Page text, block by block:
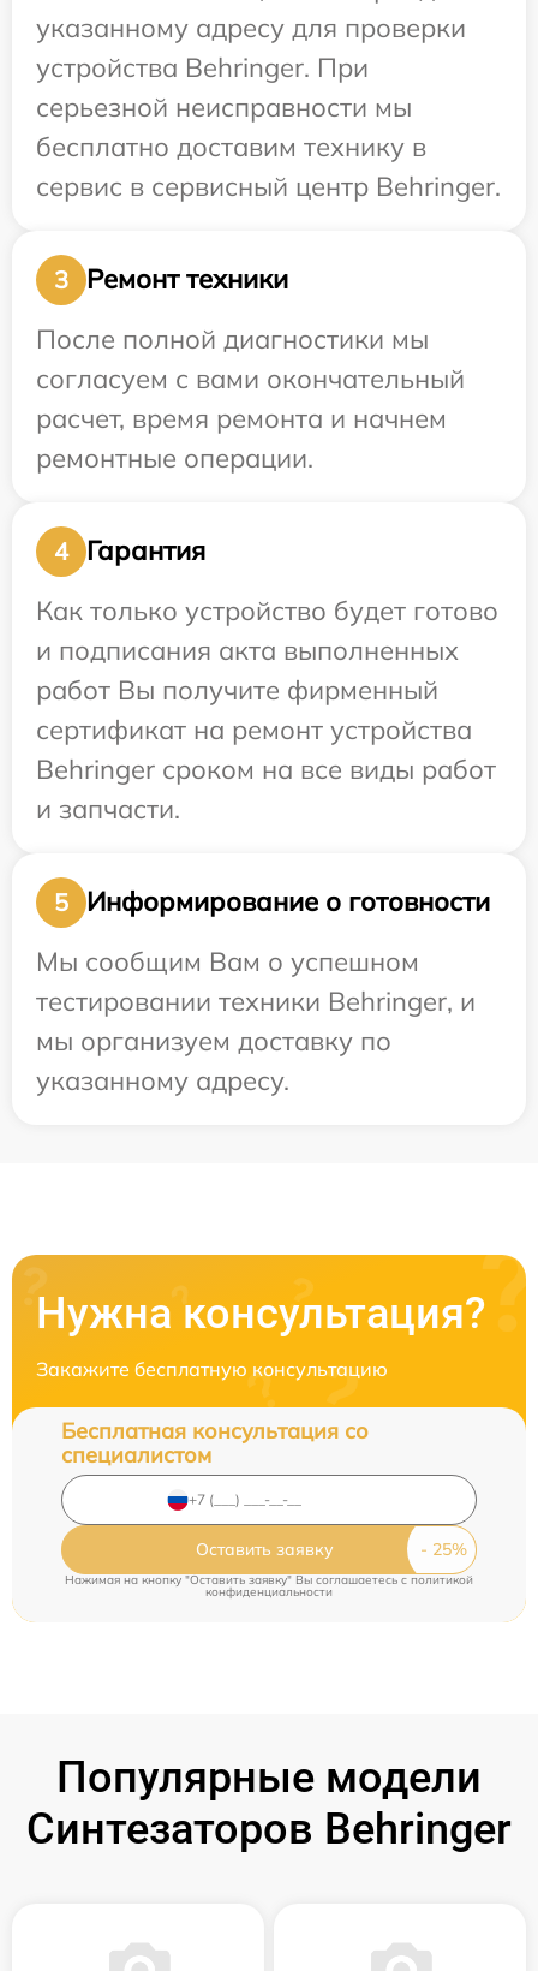
указанному адресу для проверки
устройства Behringer. При
серьезной неисправности мы
бесплатно доставим технику в
сервис в сервисный центр Behringer.
3
Ремонт техники
После полной диагностики мы
согласуем с вами окончательный
расчет, время ремонта и начнем
ремонтные операции.
4
Гарантия
Как только устройство будет готово
и подписания акта выполненных
работ Вы получите фирменный
сертификат на ремонт устройства
Behringer сроком на все виды работ
и запчасти.
5
Информирование о готовности
Мы сообщим Вам о успешном
тестировании техники Behringer, и
мы организуем доставку по
указанному адресу.
Нужна консультация?
Закажите бесплатную консультацию
Бесплатная консультация со
специалистом
Оставить заявку
Нажимая на кнопку "Оставить заявку" Вы соглашаетесь cполитикой
конфиденциальности
Популярные модели
Синтезаторов Behringer